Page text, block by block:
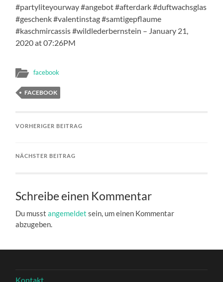
#partyliteyourway #angebot #afterdark #duftwachsglas
#geschenk #valentinstag #samtigepflaume
#kaschmircassis #wildlederbernstein – January 21,
2020 at 07:26PM
facebook
FACEBOOK
VORHERIGER BEITRAG
NÄCHSTER BEITRAG
Schreibe einen Kommentar
Du musstangemeldet sein, um einen Kommentar
abzugeben.
Kontakt